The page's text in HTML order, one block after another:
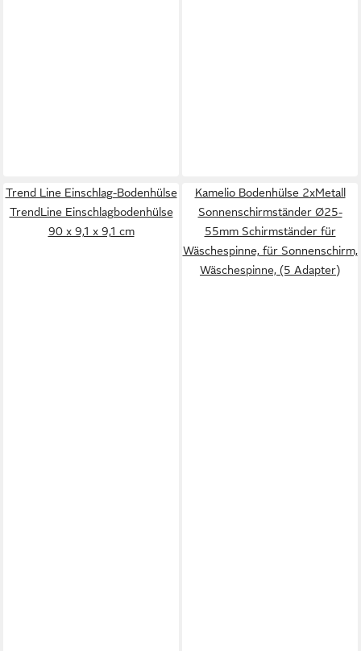
Trend Line Einschlag-Bodenhülse
TrendLine Einschlagbodenhülse
90 x 9,1 x 9,1 cm
Kamelio Bodenhülse 2xMetall
Sonnenschirmständer Ø25-
55mm Schirmständer für
Wäschespinne, für Sonnenschirm,
Wäschespinne, (5 Adapter)